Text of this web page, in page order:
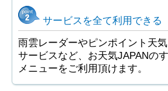
サービスを全て利用できる
雨雲レーダーやピンポイント天
サービスなど、お天気JAPANの
メニューをご利用頂けます。